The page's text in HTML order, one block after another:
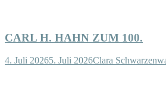
CARL H. HAHN ZUM 100.
4. Juli 20265. Juli 2026Clara